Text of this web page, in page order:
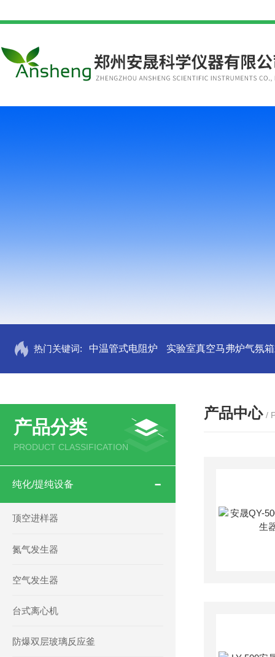
热门关键词: 中温管式电阻炉 实验室真空马弗炉气氛
产品分类
PRODUCT CLASSIFICATION
纯化/提纯设备
顶空进样器
氮气发生器
空气发生器
台式离心机
防爆双层玻璃反应釜
产品中心 /